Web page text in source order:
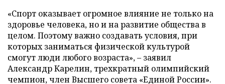
«Спорт оказывает огромное влияние не только на
здоровье человека, но и на развитие общества в
целом. Поэтому важно создавать условия, при
которых заниматься физической культурой
смогут люди любого возраста», – заявил
Александр Карелин, трехкратный олимпийский
чемпион, член Высшего совета «Единой России».